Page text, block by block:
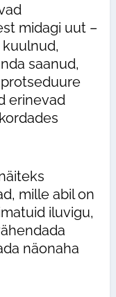
midagi uut –
saanud,
erinevad
mille abil on
iluvigu,
näonaha